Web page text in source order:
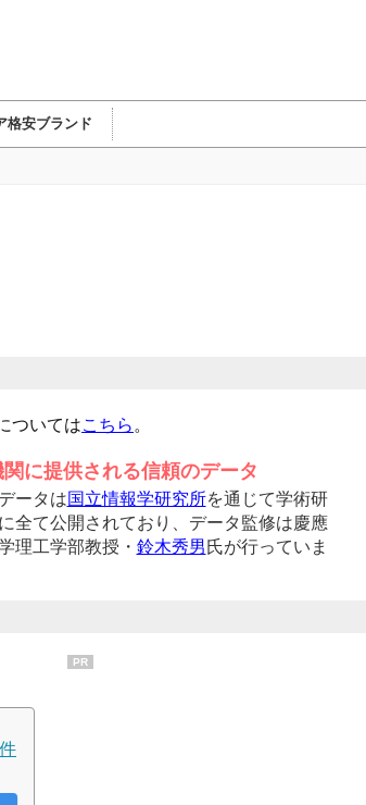
格安ブランド
ついてはこちら 。
に提供される信頼のデータ
ータは国立情報学研究所を通じて学術研
全て公開されており、データ監修は慶應
理工学部教授・ 鈴木秀男 氏が行っていま
PR